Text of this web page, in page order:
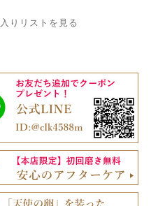
りリストを見る